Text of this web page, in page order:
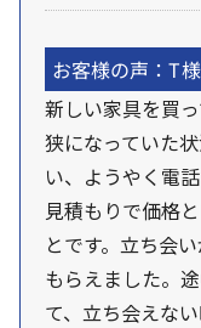
お客様の声：T様
新しい家具を買
狭になっていた
い、ようやく電
見積もりで価格
とです。立ち会
もらえました。
て、立ち会えな